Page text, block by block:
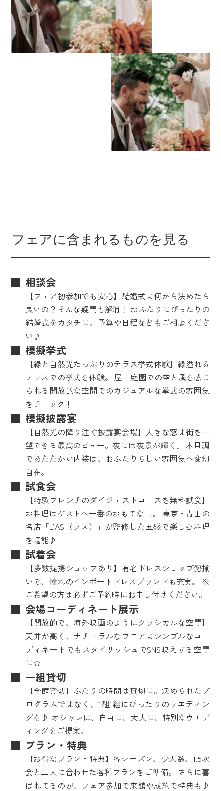
フェアに含まれるものを見る
相談会
【フェア初参加でも安心】結婚式は何から決めたら
良いの？そんな疑問も解消！ おふたりにぴったりの
結婚式をカタチに。予算や日程などもご相談くださ
い♪
模擬挙式
【緑と自然光たっぷりのテラス挙式体験】緑溢れる
テラスでの挙式を体験。 屋上庭園での空と風を感じ
られる開放的な空間でのカジュアルな挙式の雰囲気
をチェック！
模擬披露宴
【自然光の降り注ぐ披露宴会場】大きな窓は街を一
望できる最高のビュー。夜には夜景が輝く。 木目調
であたたかい内装は、おふたりらしい雰囲気へ変幻
自在。
試食会
【特製フレンチのダイジェストコースを無料試食】
お料理はゲストへ一番のおもてなし。 東京・青山の
名店「L’AS（ラス）」が監修した五感で楽しむ料理
を堪能♪
試着会
【多数提携ショップあり】有名ドレスショップ勢揃
いで、憧れのインポートドレスブランドも充実。 ※
ご希望の方は必ずご予約時にお申し付けください。
会場コーディネート展示
【開放的で、海外映画のようにクラシカルな空間】
天井が高く、ナチュラルなフロアはシンプルなコー
ディネートでもスタイリッシュでSNS映えする空間
に☆
一組貸切
【全館貸切】ふたりの時間は貸切に。決められたプ
ログラムではなく、1組1組にぴったりのウエディン
グを♪ オシャレに、自由に、大人に、特別なウエデ
ィングをご提案。
プラン・特典
【お得なプラン・特典】各シーズン、少人数、1.5次
会と二人に合わせた各種プランをご準備。 さらに喜
ばれてるのが、フェア参加で来館や成約で特典も♪